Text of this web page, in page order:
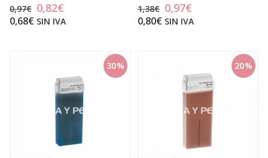
0,97€ 0,82€
0,68€ SIN IVA
1,38€ 0,97€
0,80€ SIN IVA
30% 20%